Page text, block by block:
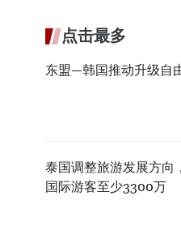
点击最多
东盟—韩国推动升级自
泰国调整旅游发展方向
国际游客至少3300万